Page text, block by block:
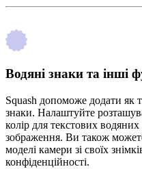
Водяні знаки та інші
Squash допоможе додати як
знаки. Налаштуйте
колір для текстових
зображення. Ви також
моделі камери зі своїх
конфіденційності.